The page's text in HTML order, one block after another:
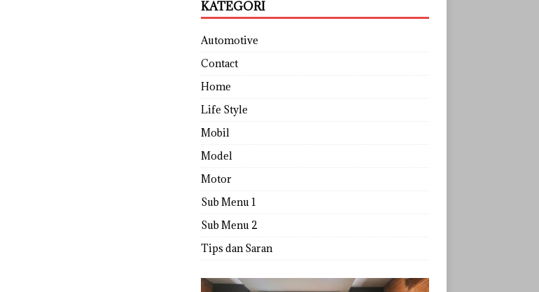
KATEGORI
Automotive
Contact
Home
Life Style
Mobil
Model
Motor
Sub Menu 1
Sub Menu 2
Tips dan Saran